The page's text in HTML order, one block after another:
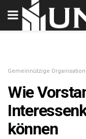
Gemeinnützige
Wie
können